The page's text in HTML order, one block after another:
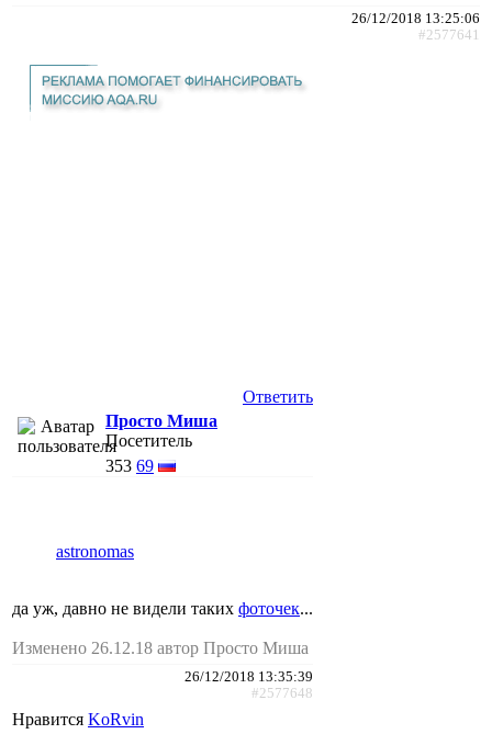
26/12/2018 13:25:06
#2577641
Ответить
Просто Миша
Посетитель
353 69
astronomas
да уж, давно не видели таких фоточек...
Изменено 26.12.18 автор Просто Миша
26/12/2018 13:35:39
#2577648
Нравится KoRvin